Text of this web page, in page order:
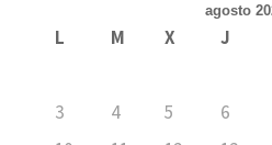
agosto
L M X J
3
4 5 6